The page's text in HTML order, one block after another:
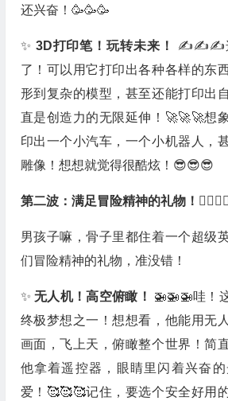
还兴奋！🥳🥳🥳
✨ 3D打印笔！玩转未来！ ✍️✍️✍️这
了！可以用它打印出各种各样的东
形到复杂的模型，甚至还能打印出
直是创造力的无限延伸！🚀🚀🚀想
印出一个小汽车，一个小机器人，
雕像！想想就觉得很酷炫！😎😎😎
第二波：满足冒险精神的礼物！
男孩子嘛，骨子里都住着一个超级
们冒险精神的礼物，准没错！
✨无人机！高空俯瞰！ 🚁🚁🚁哇！
终极梦想之一！想想看，他能用无
画面，飞上天，俯瞰整个世界！简
他拿着遥控器，眼睛里闪着兴奋
爱！🥰🥰🥰记住，要选个安全好用